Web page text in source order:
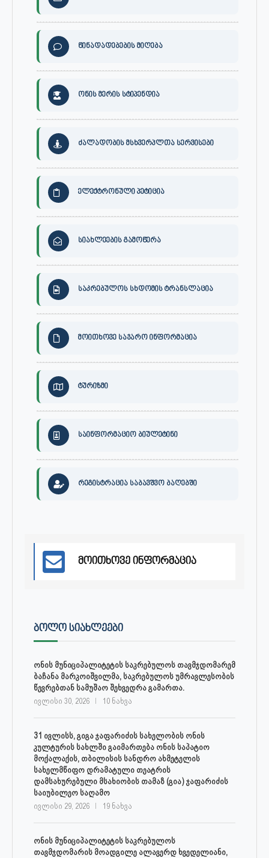
წინადადებების მიღება
ონის მერის სტიპენდია
ძალადობის მსხვერპლთა სერვისები
ელექტრონული პეტიცია
სიახლეების გამოწერა
საკრებულოს სხდომის ტრანსლაცია
მოითხოვე საჯარო ინფორმაცია
ტურიზმი
საინფორმაციო ბიულეტინი
რეგისტრაცია საბავშვო ბაღებში
მოითხოვე ინფორმაცია
ᲑᲝᲚᲝ ᲡᲘᲐᲮᲚᲔᲔᲑᲘ
ონის მუნიციპალიტეტის საკრებულოს თავმჯდომარემ
ბაჩანა მარკოიშვილმა, საკრებულოს უმრავლესობის
წევრებთან სამუშაო შეხვედრა გამართა.
ივლისი 30, 2026 10 ნახვა
31 ივლისს, გიგა ჯაფარიძის სახელობის ონის
კულტურის სახლში გაიმართება ონის საპატიო
მოქალაქის, თბილისის სანდრო ახმეტელის
სახელმწიფო დრამატული თეატრის
დამსახურებული მსახიობის თამაზ (გია) ჯაფარიძის
საიუბილეო საღამო
ივლისი 29, 2026 19 ნახვა
ონის მუნიციპალიტეტის საკრებულოს
თავმჯდომარის მოადგილე ალავერდ ხვედელიანი,